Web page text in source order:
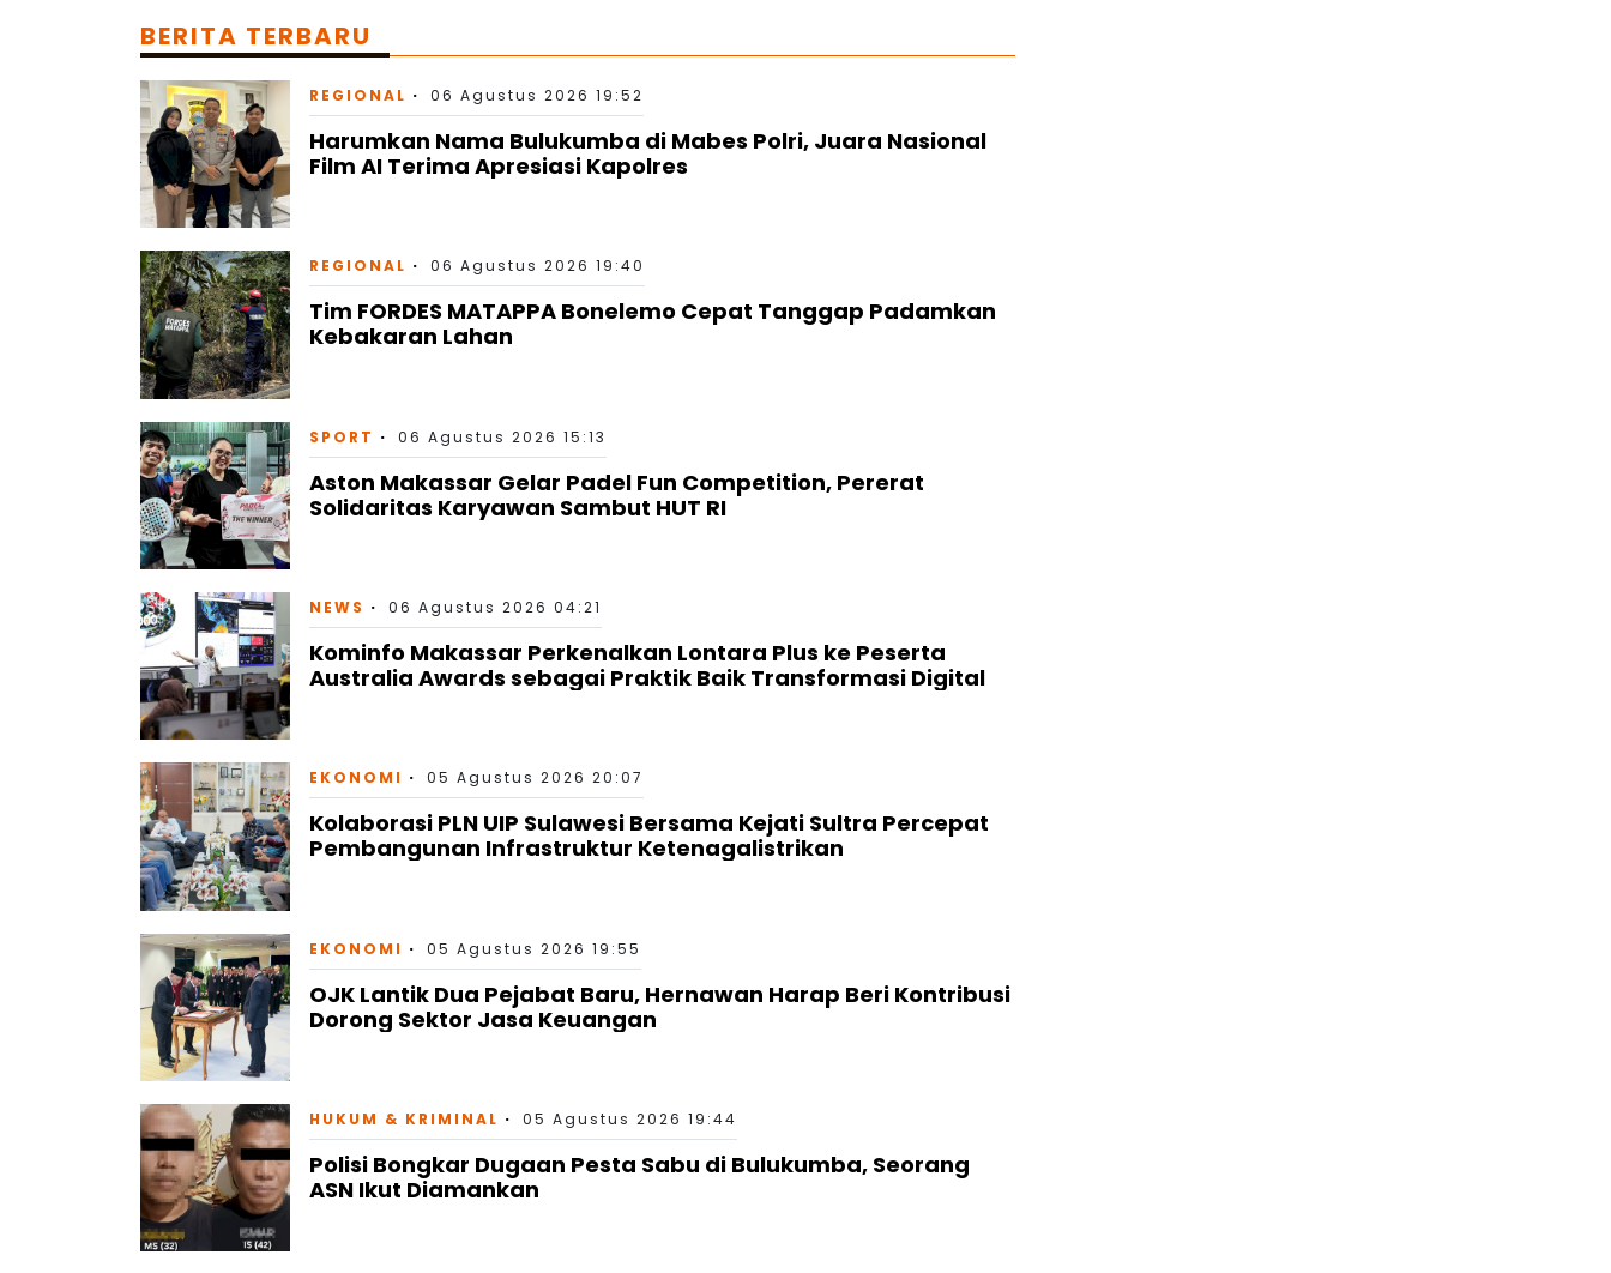
BERITA TERBARU
REGIONAL 06 Agustus 2026 19:52
Harumkan Nama Bulukumba di Mabes Polri, Juara Nasional
Film AI Terima Apresiasi Kapolres
REGIONAL 06 Agustus 2026 19:40
Tim FORDES MATAPPA Bonelemo Cepat Tanggap Padamkan
Kebakaran Lahan
SPORT 06 Agustus 2026 15:13
Aston Makassar Gelar Padel Fun Competition, Pererat
Solidaritas Karyawan Sambut HUT RI
NEWS 06 Agustus 2026 04:21
Kominfo Makassar Perkenalkan Lontara Plus ke Peserta
Australia Awards sebagai Praktik Baik Transformasi Digital
EKONOMI 05 Agustus 2026 20:07
Kolaborasi PLN UIP Sulawesi Bersama Kejati Sultra Percepat
Pembangunan Infrastruktur Ketenagalistrikan
EKONOMI 05 Agustus 2026 19:55
OJK Lantik Dua Pejabat Baru, Hernawan Harap Beri Kontribusi
Dorong Sektor Jasa Keuangan
HUKUM & KRIMINAL 05 Agustus 2026 19:44
Polisi Bongkar Dugaan Pesta Sabu di Bulukumba, Seorang
ASN Ikut Diamankan